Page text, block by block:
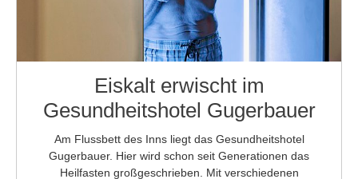
Eiskalt erwischt im
Gesundheitshotel Gugerbauer
Am Flussbett des Inns liegt das Gesundheitshotel
Gugerbauer. Hier wird schon seit Generationen das
Heilfasten großgeschrieben. Mit verschiedenen